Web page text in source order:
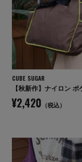
CUBE SUGAR
¥2,420 （税込）